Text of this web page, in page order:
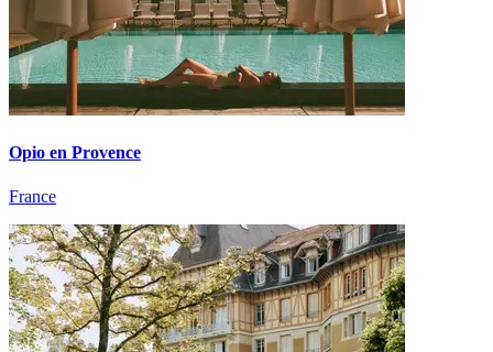
Opio en Provence
France